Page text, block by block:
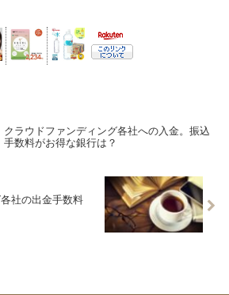
クラウドファンディング各社への入金。振込
手数料がお得な銀行は？
社の出金手数料